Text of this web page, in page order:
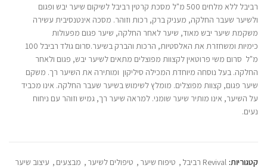
רביבל ללא מלחים 500 מ"ל מסכת קרטין רביבל לשיקום שיער יבש ופגום
ולשיער שעבר החלקה, מעניק ברק, רכות וזוהר. מסכה אינטנסיבית עשירה
משקמת שיער יבש מאוד, שיער לאחר החלקה, שיער פגום מפעולות
כימיות ומשחזרת את האלסטיות, הרכות והברק בשיער.סרום גולד רביבל 100
מ"ל סרום משי פרוטאין לקצוות מפוצלים מתאים לשיער יבש, פגום ולאחר
החלקה. בעל נוסחה מיוחדת המכילה סיליקון ומותירה את השיער רך. משקם
שיער פגום, קצוות מפוצלים. מומלץ לשימוש בשיער שעבר החלקה. אינו מכביד
על השיער, אינו מותיר שיער שומני. למראה שיער רך, גמיש וזוהר עם ניחוח
נעים.
קטגוריות: Revival רביבל , טיפוח שיער , טיפולים לשיער , מבצעים , עיצוב שיער